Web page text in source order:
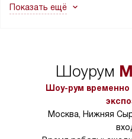
в гарантийном ремонте в
Показать ещё
Шоурум
Шоу-рум временно
Москва, Нижняя